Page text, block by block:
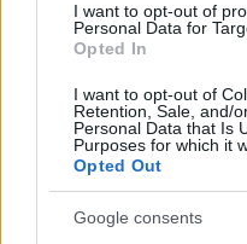
I want to opt-out of
Personal Data for
Opted In
I want to opt-out of
Retention, Sale, and/
Personal Data that Is
Purposes for which it
Opted Out
Google consents
Η Rania Waad, μια
υπέστη εγκαύματα στο
πρακτορείο ειδήσεων
γαμπρός χόρευαν, «τα